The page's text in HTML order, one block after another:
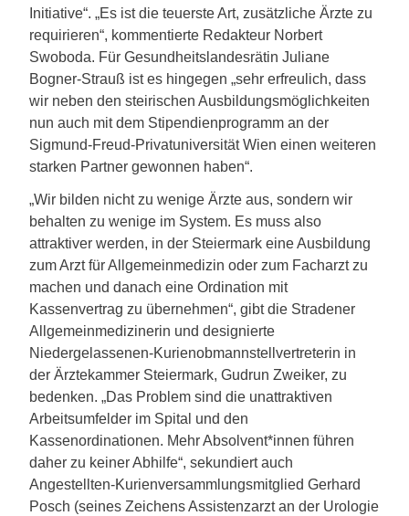
Initiative“. „Es ist die teuerste Art, zusätzliche Ärzte zu
requirieren“, kommentierte Redakteur Norbert
Swoboda. Für Gesundheitslandesrätin Juliane
Bogner-Strauß ist es hingegen „sehr erfreulich, dass
wir neben den steirischen Ausbildungsmöglichkeiten
nun auch mit dem Stipendienprogramm an der
Sigmund-Freud-Privatuniversität Wien einen weiteren
starken Partner gewonnen haben“.
„Wir bilden nicht zu wenige Ärzte aus, sondern wir
behalten zu wenige im System. Es muss also
attraktiver werden, in der Steiermark eine Ausbildung
zum Arzt für Allgemeinmedizin oder zum Facharzt zu
machen und danach eine Ordination mit
Kassenvertrag zu übernehmen“, gibt die Stradener
Allgemeinmedizinerin und designierte
Niedergelassenen-Kurienobmannstellvertreterin in
der Ärztekammer Steiermark, Gudrun Zweiker, zu
bedenken. „Das Problem sind die unattraktiven
Arbeitsumfelder im Spital und den
Kassenordinationen. Mehr Absolvent*innen führen
daher zu keiner Abhilfe“, sekundiert auch
Angestellten-Kurienversammlungsmitglied Gerhard
Posch (seines Zeichens Assistenzarzt an der Urologie